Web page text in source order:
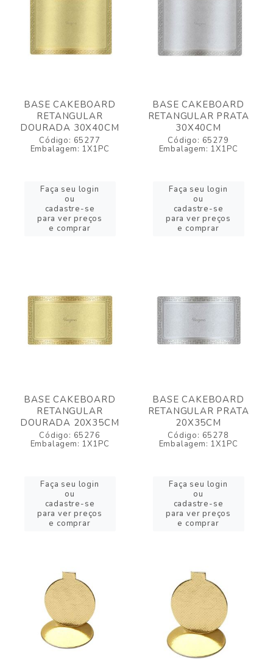
BASE CAKEBOARD
RETANGULAR
DOURADA 30X40CM
Código: 65277
Embalagem: 1X1PC
Faça seu login
ou
cadastre-se
para ver preços
e comprar
BASE CAKEBOARD
RETANGULAR PRATA
30X40CM
Código: 65279
Embalagem: 1X1PC
Faça seu login
ou
cadastre-se
para ver preços
e comprar
BASE CAKEBOARD
RETANGULAR
DOURADA 20X35CM
Código: 65276
Embalagem: 1X1PC
Faça seu login
ou
cadastre-se
para ver preços
e comprar
BASE CAKEBOARD
RETANGULAR PRATA
20X35CM
Código: 65278
Embalagem: 1X1PC
Faça seu login
ou
cadastre-se
para ver preços
e comprar